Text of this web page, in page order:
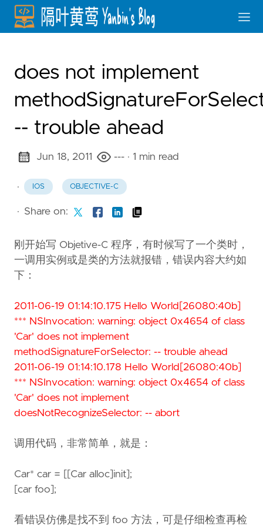
does not implement
-- trouble ahead
Jun 18, 2011 --- · 1 min read
· IOS OBJECTIVE-C
· Share on:
刚开始写 Objetive-C 程序，有时候写了一个类时，
一调用实例或是类的方法就报错，错误内容大约如
下：
2011-06-19 01:14:10.175 Hello World[26080:40b]
*** NSInvocation: warning: object 0x4654 of class
'Car' does not implement
methodSignatureForSelector: -- trouble ahead
2011-06-19 01:14:10.178 Hello World[26080:40b]
*** NSInvocation: warning: object 0x4654 of class
'Car' does not implement
doesNotRecognizeSelector: -- abort
调用代码，非常简单，就是：
Car* car = [[Car alloc]init];
[car foo];
看错误仿佛是找不到 foo 方法，可是仔细检查再检